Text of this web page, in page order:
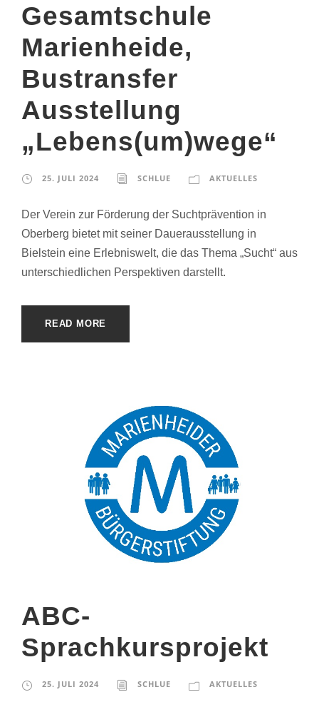
Gesamtschule
Marienheide,
Bustransfer
Ausstellung
„Lebens(um)wege“
25. JULI 2024 SCHLUE AKTUELLES
Der Verein zur Förderung der Suchtprävention in
Oberberg bietet mit seiner Dauerausstellung in
Bielstein eine Erlebniswelt, die das Thema „Sucht“ aus
unterschiedlichen Perspektiven darstellt.
READ MORE
ABC-
Sprachkursprojekt
25. JULI 2024 SCHLUE AKTUELLES